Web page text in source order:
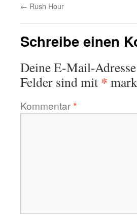
← Rush Hour
Schreibe einen
Deine E-Mail-
Felder sind mit *
Kommentar*